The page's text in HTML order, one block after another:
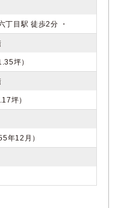
丁目駅 徒歩2分 ・
坪）
坪）
年12月）